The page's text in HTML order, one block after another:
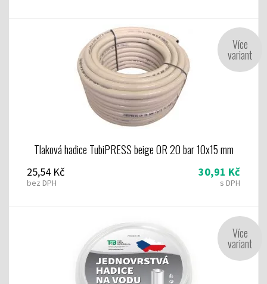
Tlaková hadice TubiPRESS beige OR 20 bar 10x15 mm
25,54 Kč
bez DPH
30,91 Kč
s DPH
Více
variant
Více
variant